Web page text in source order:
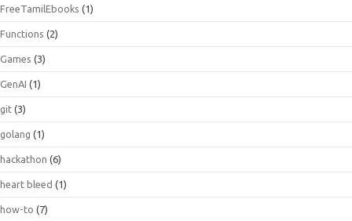
FreeTamilEbooks (1)
Functions (2)
Games (3)
GenAI (1)
git (3)
golang (1)
hackathon (6)
heart bleed (1)
how-to (7)